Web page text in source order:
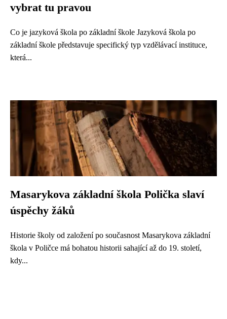
vybrat tu pravou
Co je jazyková škola po základní škole Jazyková škola po
základní škole představuje specifický typ vzdělávací instituce,
která...
Masarykova základní škola Polička slaví
úspěchy žáků
Historie školy od založení po současnost Masarykova základní
škola v Poličce má bohatou historii sahající až do 19. století,
kdy...